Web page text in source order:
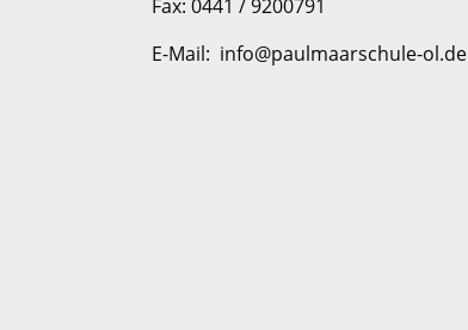
Fax: 0441 / 9200791
E-Mail: info@paulmaarschule-ol.de